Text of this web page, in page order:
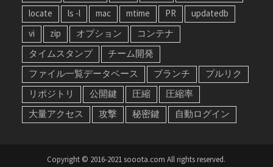
locate
ls -l mac mtime PR
updatedb
vi
zip オプション
コンテナ
タイムスタンプ
チーム開発
ファイル一覧データベース
ブランチ
プルリク
リポジトリ
公開鍵 圧縮
圧縮率
大量アクセス
攻撃 秘密鍵 自動ログイン
Copyright © 2016-2021 sooota.com All rights reserved.